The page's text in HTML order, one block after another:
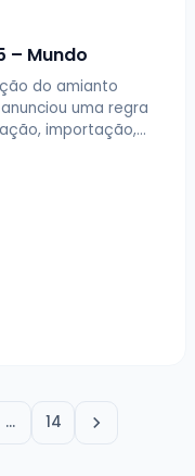
– Mundo
do amianto
uma regra
importação,…
… 14